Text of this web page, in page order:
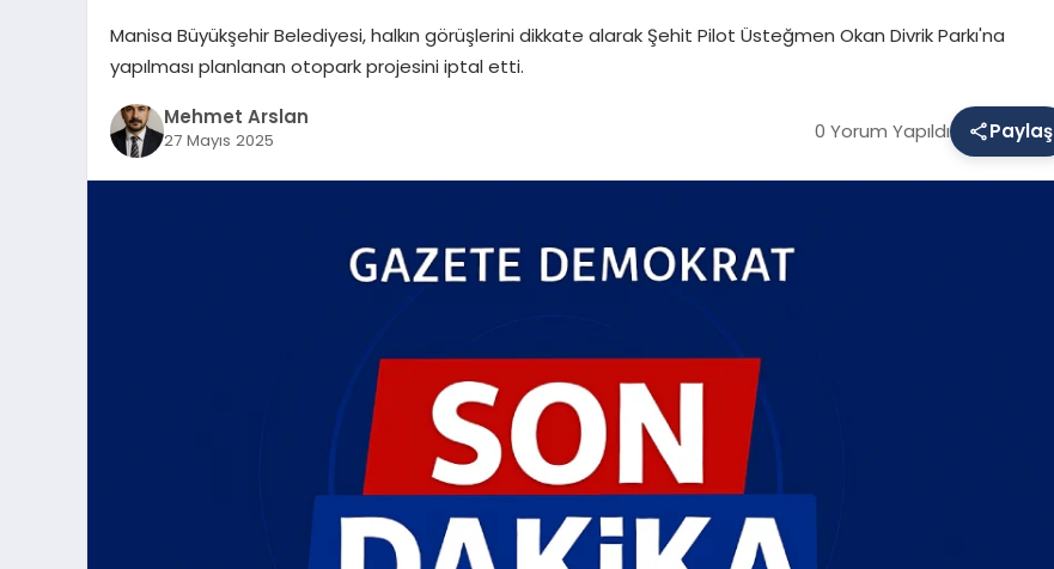
Manisa Büyükşehir Belediyesi, halkın görüşlerini dikkate alarak Şehit Pilot Üsteğmen Okan Divrik Parkı'na
yapılması planlanan otopark projesini iptal etti.
Mehmet Arslan
27 Mayıs 2025 0 Yorum Yapıldı Paylaş